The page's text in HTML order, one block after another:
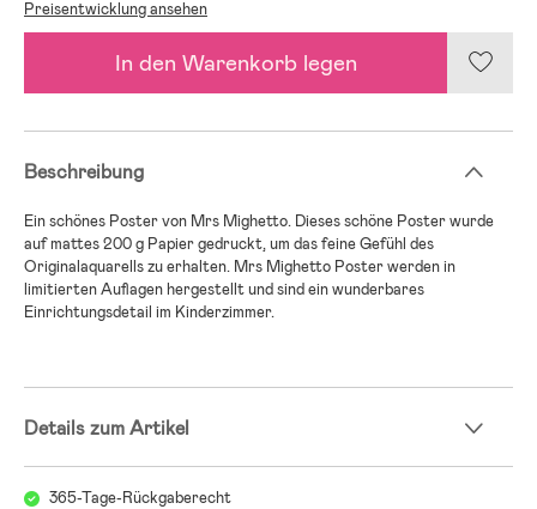
Preisentwicklung ansehen
In den Warenkorb legen
Beschreibung
Ein schönes Poster von Mrs Mighetto. Dieses schöne Poster wurde
auf mattes 200 g Papier gedruckt, um das feine Gefühl des
Originalaquarells zu erhalten. Mrs Mighetto Poster werden in
limitierten Auflagen hergestellt und sind ein wunderbares
Einrichtungsdetail im Kinderzimmer.
Details zum Artikel
365-Tage-Rückgaberecht